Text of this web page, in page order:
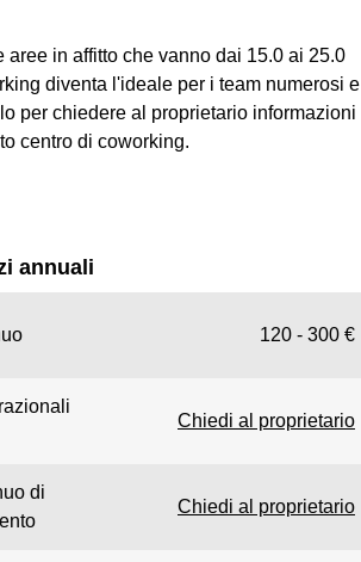
in affitto che vanno dai 15.0 ai 25.0
diventa l'ideale per i team numerosi e
per chiedere al proprietario informazioni
centro di coworking.
annuali
120 - 300 €
Chiedi al proprietario
di
Chiedi al proprietario